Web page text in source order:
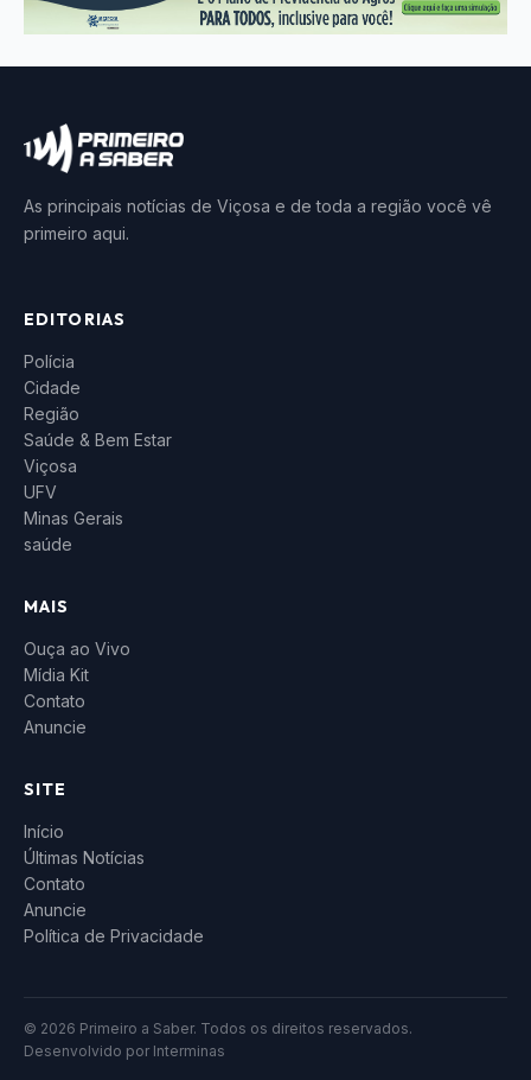
As principais notícias de Viçosa e de toda a região você vê
primeiro aqui.
EDITORIAS
Polícia
Cidade
Região
Saúde & Bem Estar
Viçosa
UFV
Minas Gerais
saúde
MAIS
Ouça ao Vivo
Mídia Kit
Contato
Anuncie
SITE
Início
Últimas Notícias
Contato
Anuncie
Política de Privacidade
© 2026 Primeiro a Saber. Todos os direitos reservados.
Desenvolvido por Interminas